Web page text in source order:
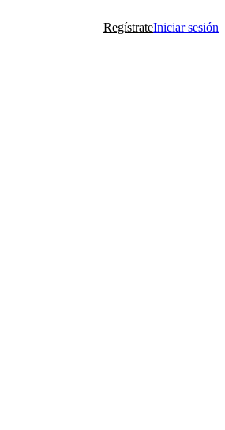
RegístrateIniciar sesión